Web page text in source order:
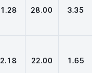
1.28 28.00 3.35
2.18 22.00 1.65